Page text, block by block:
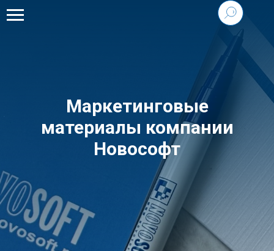
Маркетинговые
материалы компании
Новософт